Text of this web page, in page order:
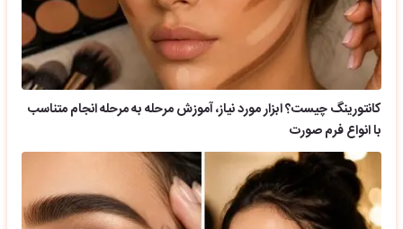
کانتورینگ چیست؟ ابزار مورد نیاز، آموزش مرحله به مرحله انجام متناسب
با انواع فرم صورت